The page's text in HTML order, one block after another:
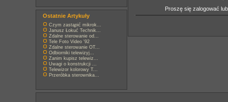
Ostatnie Artykuły
Czym zastąpić mikrok...
Janusz Łokuć Technik...
Zdalne sterowanie od...
Tele Foto Video '92
Zdalne sterowanie OT...
Odbiorniki telewizyj...
Zanim kupisz telewiz...
Uwagi o konstrukcji ...
Telewizor kolorowy T...
Przeróbka sterownika...
Proszę się zalogować